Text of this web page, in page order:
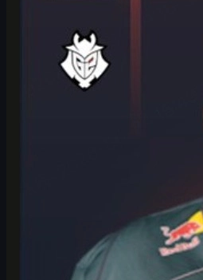
Phỏng vấn HeavyGod về hành trình
2026, bí quyết giữ phong độ, sức
thủ tận dụng CS2 skins.
tháng 6 17, 2026